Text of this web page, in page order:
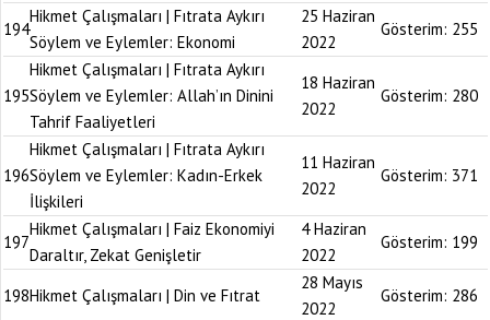
194
Hikmet Çalışmaları | Fıtrata Aykırı
Söylem ve Eylemler: Ekonomi
25 Haziran
2022
Gösterim: 255
195
Hikmet Çalışmaları | Fıtrata Aykırı
Söylem ve Eylemler: Allah’ın Dinini
Tahrif Faaliyetleri
18 Haziran
2022
Gösterim: 280
196
Hikmet Çalışmaları | Fıtrata Aykırı
Söylem ve Eylemler: Kadın-Erkek
İlişkileri
11 Haziran
2022
Gösterim: 371
197
Hikmet Çalışmaları | Faiz Ekonomiyi
Daraltır, Zekat Genişletir
4 Haziran
2022
Gösterim: 199
198Hikmet Çalışmaları | Din ve Fıtrat
28 Mayıs
2022
Gösterim: 286